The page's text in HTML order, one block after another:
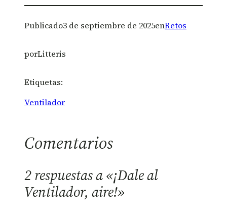
Publicado3 de septiembre de 2025enRetos
porLitteris
Etiquetas:
Ventilador
Comentarios
2 respuestas a «¡Dale al
Ventilador, aire!»